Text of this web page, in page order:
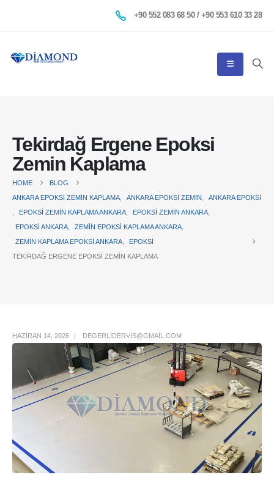
+90 552 083 68 50 / +90 553 610 33 28
Tekirdağ Ergene Epoksi
Zemin Kaplama
HOME
BLOG
ANKARA EPOKSI ZEMIN KAPLAMA
ANKARA EPOKSI ZEMIN
ANKARA EPOKSI
EPOKSI ZEMIN KAPLAMA ANKARA EPOKSI ZEMIN ANKARA
EPOKSI ANKARA
ZEMIN EPOKSI KAPLAMA ANKARA
ZEMIN KAPLAMA EPOKSI ANKARA
EPOKSI
TEKIRDAĞ ERGENE EPOKSI ZEMIN KAPLAMA
HAZIRAN 14, 2026 DEGERLIDERVIS@GMAIL.COM
Author Box